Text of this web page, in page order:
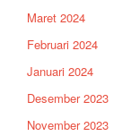
Maret 2024
Februari 2024
Januari 2024
Desember 2023
November 2023